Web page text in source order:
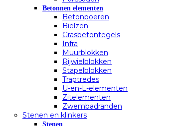
Betonnen elementen
Betonpoeren
Bielzen
Grasbetontegels
Infra
Muurblokken
Rijwielblokken
Stapelblokken
Traptredes
U-en-L-elementen
Zitelementen
Zwembadranden
Stenen en klinkers
Stenen